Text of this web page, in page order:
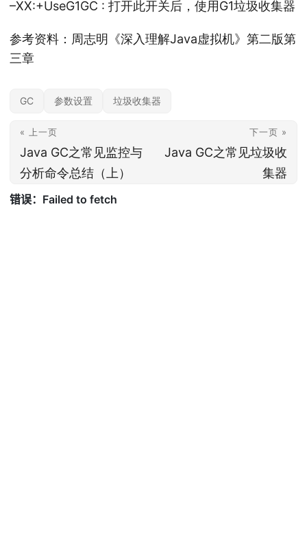
–XX:+UseG1GC : 打开此开关后，使用G1垃圾收集器
参考资料：周志明《深入理解Java虚拟机》第二版第
三章
GC 参数设置 垃圾收集器
« 上一页
Java GC之常见监控与
分析命令总结（上）
下一页 »
Java GC之常见垃圾收
集器